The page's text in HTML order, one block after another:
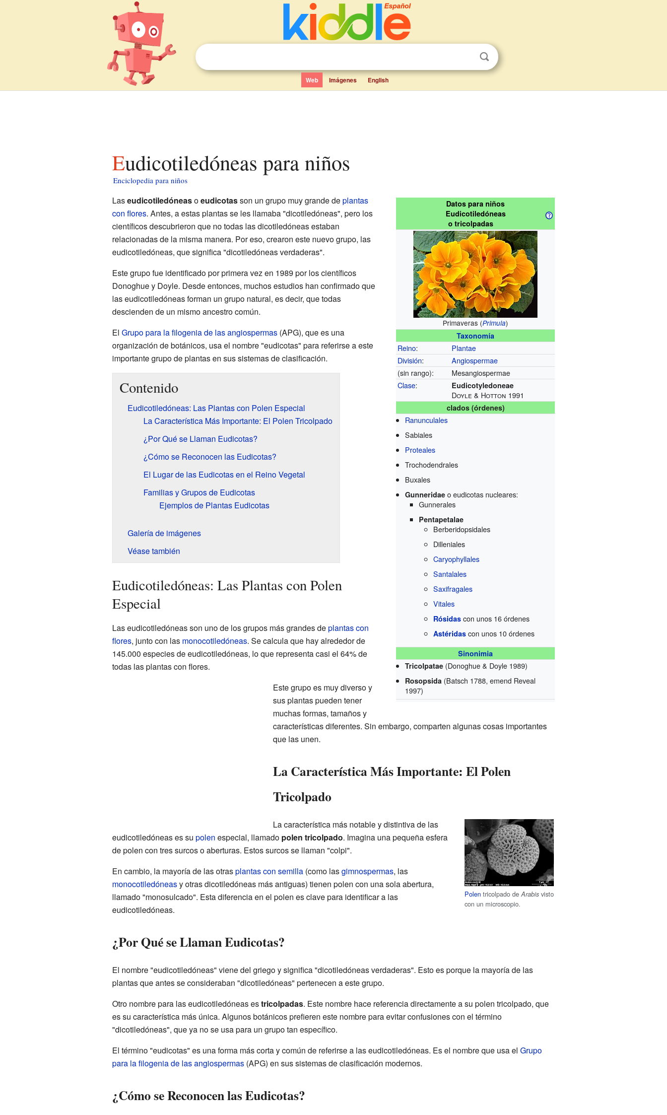
Web Imágenes English
Eudicotiledóneas para niños
Enciclopedia para niños
Datos para niños
Eudicotiledóneas
o tricolpadas
Primaveras (Primula)
Taxonomía
Reino:
Plantae
División:
Angiospermae
(sin rango):
Mesangiospermae
Clase: Eudicotyledoneae
Doyle & Hotton 1991
clados (órdenes)
Ranunculales
Sabiales
Proteales
Trochodendrales
Buxales
Gunneridaeo eudicotas nucleares:
Gunnerales
Pentapetalae
Berberidopsidales
Dilleniales
Caryophyllales
Santalales
Saxifragales
Vitales
Rósidas con unos 16 órdenes
Astéridas con unos 10 órdenes
Sinonimia
Tricolpatae(Donoghue & Doyle 1989)
Rosopsida (Batsch 1788, emend Reveal
1997)
Laseudicotiledóneasoeudicotasson un grupo muy grande deplantas
con flores. Antes, a estas plantas se les llamaba "dicotiledóneas", pero los
científicos descubrieron que no todas las dicotiledóneas estaban
relacionadas de la misma manera. Por eso, crearon este nuevo grupo, las
eudicotiledóneas, que significa "dicotiledóneas verdaderas".
Este grupo fue identificado por primera vez en 1989 por los científicos
Donoghue y Doyle. Desde entonces, muchos estudios han confirmado que
las eudicotiledóneas forman un grupo natural, es decir, que todas
descienden de un mismo ancestro común.
El Grupo para la filogenia de las angiospermas(APG), que es una
organización de botánicos, usa el nombre "eudicotas" para referirse a este
importante grupo de plantas en sus sistemas de clasificación.
Contenido
Eudicotiledóneas: Las Plantas con Polen Especial
La Característica Más Importante: El Polen Tricolpado
¿Por Qué se Llaman Eudicotas?
¿Cómo se Reconocen las Eudicotas?
El Lugar de las Eudicotas en el Reino Vegetal
Familias y Grupos de Eudicotas
Ejemplos de Plantas Eudicotas
Galería de imágenes
Véase también
Eudicotiledóneas: Las Plantas con Polen
Especial
Las eudicotiledóneas son uno de los grupos más grandes deplantas con
flores, junto con las monocotiledóneas. Se calcula que hay alrededor de
145.000 especies de eudicotiledóneas, lo que representa casi el 64% de
todas las plantas con flores.
Este grupo es muy diverso y
sus plantas pueden tener
muchas formas, tamaños y
características diferentes. Sin embargo, comparten algunas cosas importantes
que las unen.
La Característica Más Importante: El Polen
Tricolpado
Polen tricolpado deArabis visto
con un microscopio.
La característica más notable y distintiva de las
eudicotiledóneas es su polen especial, llamado polen tricolpado. Imagina una pequeña esfera
de polen con tres surcos o aberturas. Estos surcos se llaman "colpi".
En cambio, la mayoría de las otrasplantas con semilla(como lasgimnospermas, las
monocotiledóneasy otras dicotiledóneas más antiguas) tienen polen con una sola abertura,
llamado "monosulcado". Esta diferencia en el polen es clave para identificar a las
eudicotiledóneas.
¿Por Qué se Llaman Eudicotas?
El nombre "eudicotiledóneas" viene del griego y significa "dicotiledóneas verdaderas". Esto es porque la mayoría de las
plantas que antes se consideraban "dicotiledóneas" pertenecen a este grupo.
Otro nombre para las eudicotiledóneas estricolpadas. Este nombre hace referencia directamente a su polen tricolpado, que
es su característica más única. Algunos botánicos prefieren este nombre para evitar confusiones con el término
"dicotiledóneas", que ya no se usa para un grupo tan específico.
El término "eudicotas" es una forma más corta y común de referirse a las eudicotiledóneas. Es el nombre que usa el Grupo
para la filogenia de las angiospermas(APG) en sus sistemas de clasificación modernos.
¿Cómo se Reconocen las Eudicotas?